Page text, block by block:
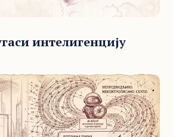
интелигенцију